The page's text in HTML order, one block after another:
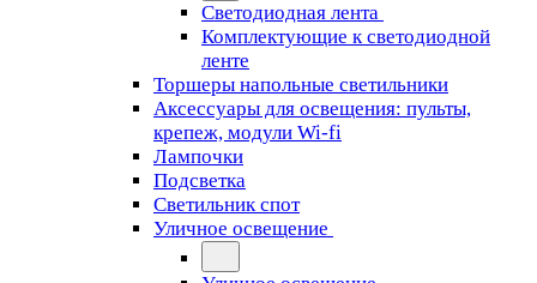
Светодиодная лента
Комплектующие к светодиодной
ленте
Торшеры напольные светильники
Аксессуары для освещения: пульты,
крепеж, модули Wi-fi
Лампочки
Подсветка
Светильник спот
Уличное освещение